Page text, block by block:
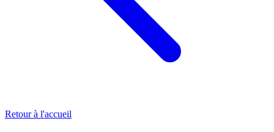
Retour à l'accueil